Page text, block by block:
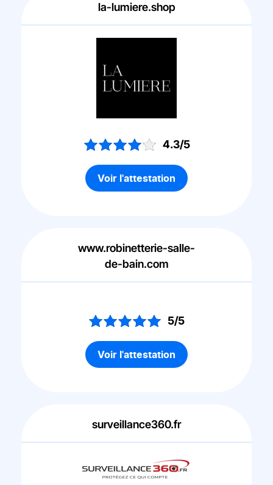
la-lumiere.shop
4.3/5
Voir l'attestation
www.robinetterie-salle-
de-bain.com
5/5
Voir l'attestation
surveillance360.fr